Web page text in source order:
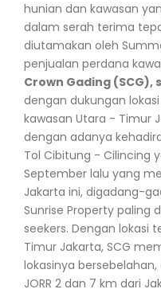
hunian dan kawasan
dalam serah terima
diutamakan oleh
penjualan perdana
Crown Gading (SCG),
dengan dukungan
kawasan Utara - Timur
dengan adanya
Tol Cibitung - Cilincing
September lalu yang
Jakarta ini, digadang-
Sunrise Property paling
seekers. Dengan lokasi
Timur Jakarta, SCG
lokasinya
JORR 2 dan 7 km dari